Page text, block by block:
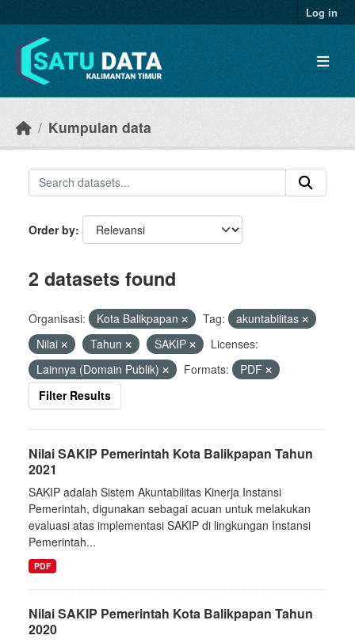
Log in
Kumpulan data
Order by
2 datasets found
Organisasi: Kota Balikpapan Tag:
akuntabilitas
Nilai
Tahun SAKIP
Licenses:
Lainnya (Domain Publik)
Formats:
PDF
Filter Results
Nilai SAKIP Pemerintah Kota Balikpapan Tahun
2021
SAKIP adalah Sistem Akuntabilitas Kinerja Instansi
Pemerintah, digunakan sebagai acuan untuk melakukan
evaluasi atas implementasi SAKIP di lingkungan Instansi
Pemerintah...
PDF
Nilai SAKIP Pemerintah Kota Balikpapan Tahun
2020